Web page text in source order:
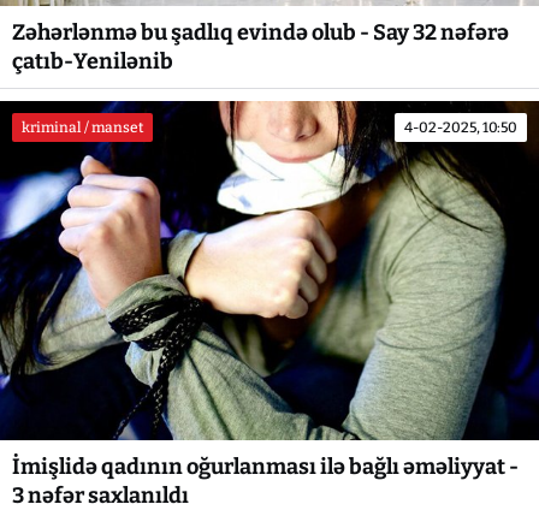
Zəhərlənmə bu şadlıq evində olub - Say 32 nəfərə
çatıb-Yenilənib
kriminal / manset 4-02-2025, 10:50
İmişlidə qadının oğurlanması ilə bağlı əməliyyat -
3 nəfər saxlanıldı